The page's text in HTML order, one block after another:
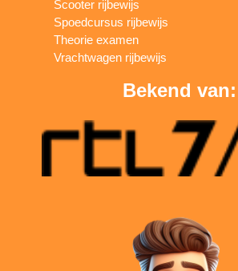
Scooter rijbewijs
Spoedcursus rijbewijs
Theorie examen
Vrachtwagen rijbewijs
Bekend van: